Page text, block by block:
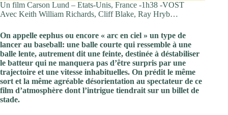
Un film Carson Lund – Etats-Unis, France -1h38 -VOST
Avec Keith William Richards, Cliff Blake, Ray Hryb…
On appelle eephus ou encore « arc en ciel » un type de
lancer au baseball: une balle courte qui ressemble à une
balle lente, autrement dit une feinte, destinée à déstabiliser
le batteur qui ne manquera pas d’être surpris par une
trajectoire et une vitesse inhabituelles. On prédit le même
sort et la même agréable désorientation au spectateur de ce
film d’atmosphère dont l’intrigue tiendrait sur un billet de
stade.